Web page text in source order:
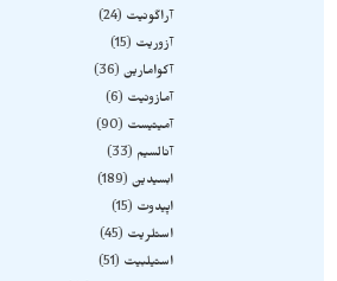
آراگونیت
24
آزوریت
15
آکوامارین 36
آمازونیت
6
آمیتیست
90
آنالسیم
33
ابسیدین 189
اپیدوت
15
استلریت
45
استیلبیت
51